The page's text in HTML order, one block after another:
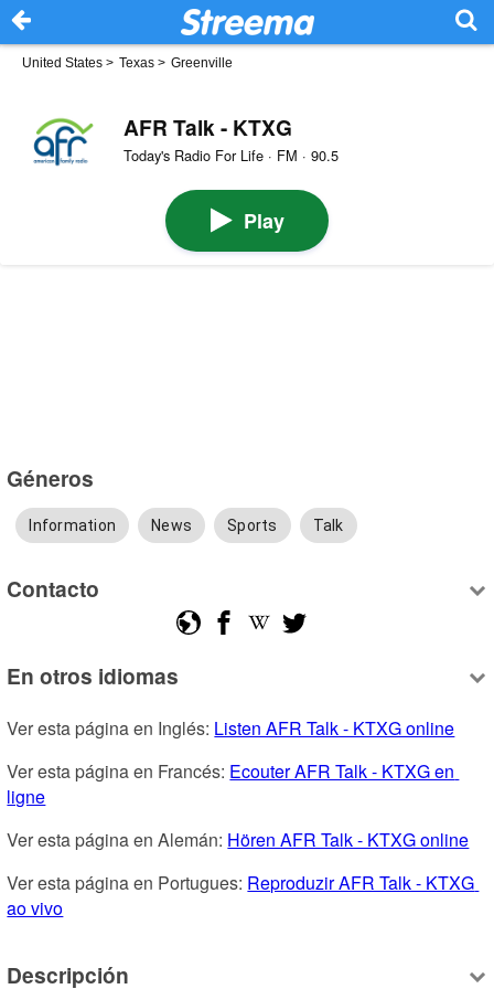
United States > Texas > Greenville
AFR Talk - KTXG
Today's Radio For Life · FM · 90.5
Play
Géneros
Information News Sports Talk
Contacto
En otros idiomas
Ver esta página en Inglés: Listen AFR Talk - KTXG online
Ver esta página en Francés: Ecouter AFR Talk - KTXG en
ligne
Ver esta página en Alemán: Hören AFR Talk - KTXG online
Ver esta página en Portugues: Reproduzir AFR Talk - KTXG
ao vivo
Descripción